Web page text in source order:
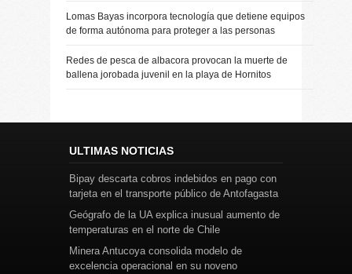
Lomas Bayas incorpora tecnología que detiene equipos
de forma autónoma para proteger a las personas
Redes de pesca de albacora provocan la muerte de
ballena jorobada juvenil en la playa de Hornitos
ULTIMAS NOTICIAS
Bipay descarta cobros indebidos en pago con
tarjeta en el transporte público de Antofagasta
Geógrafo de la UA explica inusual aumento de
temperaturas en el norte de Chile
Minera Antucoya consolida modelo de
excelencia operacional en su noveno